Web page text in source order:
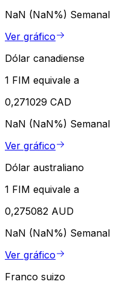
NaN (NaN%) Semanal
Ver gráfico
Dólar canadiense
1 FIM equivale a
0,271029 CAD
NaN (NaN%) Semanal
Ver gráfico
Dólar australiano
1 FIM equivale a
0,275082 AUD
NaN (NaN%) Semanal
Ver gráfico
Franco suizo